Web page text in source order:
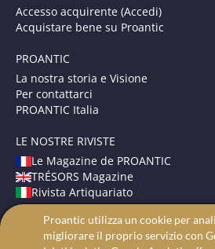
Accesso acquirente (Accedi)
Acquistare bene su Proantic
PROANTIC
La nostra storia e Visione
Per contattarci
PROANTIC Italia
LE NOSTRE RIVISTE
Le Magazine de PROANTIC
TRÉSORS Magazine
Rivista Artiquariato
TERMINI E CONDIZIONI
Avvisi Legali
Proantic utilizza un cookie per
migliorare il proprio servizio con